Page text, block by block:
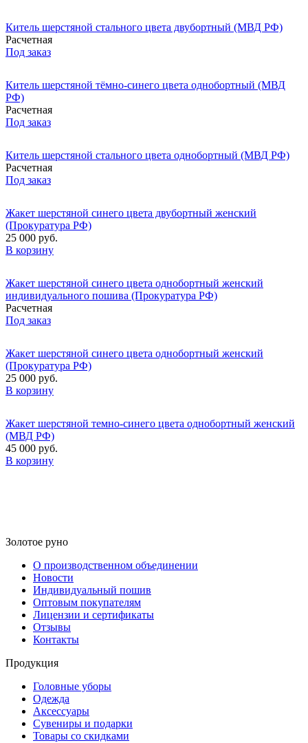
Китель шерстяной стального цвета двубортный (МВД РФ)
Расчетная
Под заказ
Китель шерстяной тёмно-синего цвета однобортный (МВД
РФ)
Расчетная
Под заказ
Китель шерстяной стального цвета однобортный (МВД РФ)
Расчетная
Под заказ
Жакет шерстяной синего цвета двубортный женский
(Прокуратура РФ)
25 000 руб.
В корзину
Жакет шерстяной синего цвета однобортный женский
индивидуального пошива (Прокуратура РФ)
Расчетная
Под заказ
Жакет шерстяной синего цвета однобортный женский
(Прокуратура РФ)
25 000 руб.
В корзину
Жакет шерстяной темно-синего цвета однобортный женский
(МВД РФ)
45 000 руб.
В корзину
Золотое руно
О производственном объединении
Новости
Индивидуальный пошив
Оптовым покупателям
Лицензии и сертификаты
Отзывы
Контакты
Продукция
Головные уборы
Одежда
Аксессуары
Сувениры и подарки
Товары со скидками